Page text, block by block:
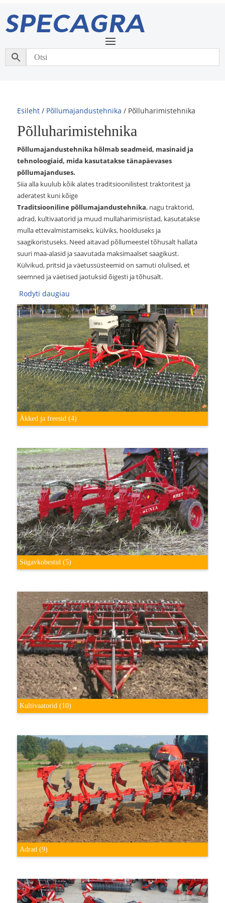
Esileht / Põllumajandustehnika / Põlluharimistehnika
Põlluharimistehnika
Põllumajandustehnika hõlmab seadmeid, masinaid ja
tehnoloogiaid, mida kasutatakse tänapäevases
põllumajanduses.
Siia alla kuulub kõik alates traditsioonilistest traktoritest ja
aderatest kuni kõige
Traditsiooniline põllumajandustehnika, nagu traktorid,
adrad, kultivaatorid ja muud mullaharimisriistad, kasutatakse
mulla ettevalmistamiseks, külviks, hoolduseks ja
saagikoristuseks. Need aitavad põllumeestel tõhusalt hallata
suuri maa-alasid ja saavutada maksimaalset saagikust.
Külvikud, pritsid ja väetussüsteemid on samuti olulised, et
seemned ja väetised jaotuksid õigesti ja tõhusalt.
Rodyti daugiau
Äkked ja freesid(4)
Sügavkobestid(5)
Kultivaatorid(10)
Adrad(9)